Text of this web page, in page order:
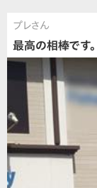
プレさん
最高の相棒です。